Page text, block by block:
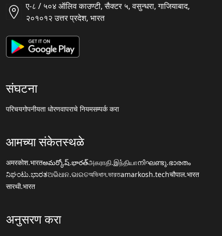
ए-८ / ५०४ ऑलिव काउण्टी, सैक्टर ५, वसुन्धरा, गाजियाबाद,
२०१०१२ उत्तर प्रदेश, भारत
संघटना
परिचयगोपनीयता धोरणवापराचे नियमसम्पर्क करा
आमच्या संकेतस्थळे
अमरकोश.भारतఅమర్కోష్.భారత్அகராதி.இந்தியாനിഘണ്ടു.ഭാരതം
ನಿಘಂಟು.ಭಾರತଅଭିଧାନ.ଭାରତঅভিধান.ভারতamarkosh.techचौपाल.भारत
सारथी.भारत
अनुसरण करा